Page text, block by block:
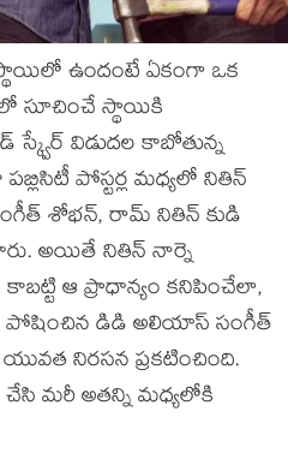
ఉందంటే ఏకంగా ఒక
సూచించే స్థాయికి
విడుదల కాబోతున్న
పోస్టర్ల మధ్యలో నితిన్
శోభన్, రామ్ నితిన్ కుడి
అయితే నితిన్ నార్నె
ఆ ప్రాధాన్యం కనిపించేలా,
పోషించిన డిడి అలియాస్ సంగీత్
నిరసన ప్రకటించింది.
మరీ అతన్ని మధ్యలోకి